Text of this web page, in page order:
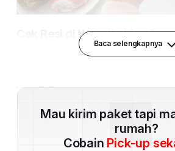
Baca selengkapnya
Mau kirim paket tapi
rumah?
Cobain Pick-up